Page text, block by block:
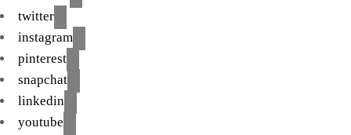
twitter
instagram
pinterest
snapchat
linkedin
youtube